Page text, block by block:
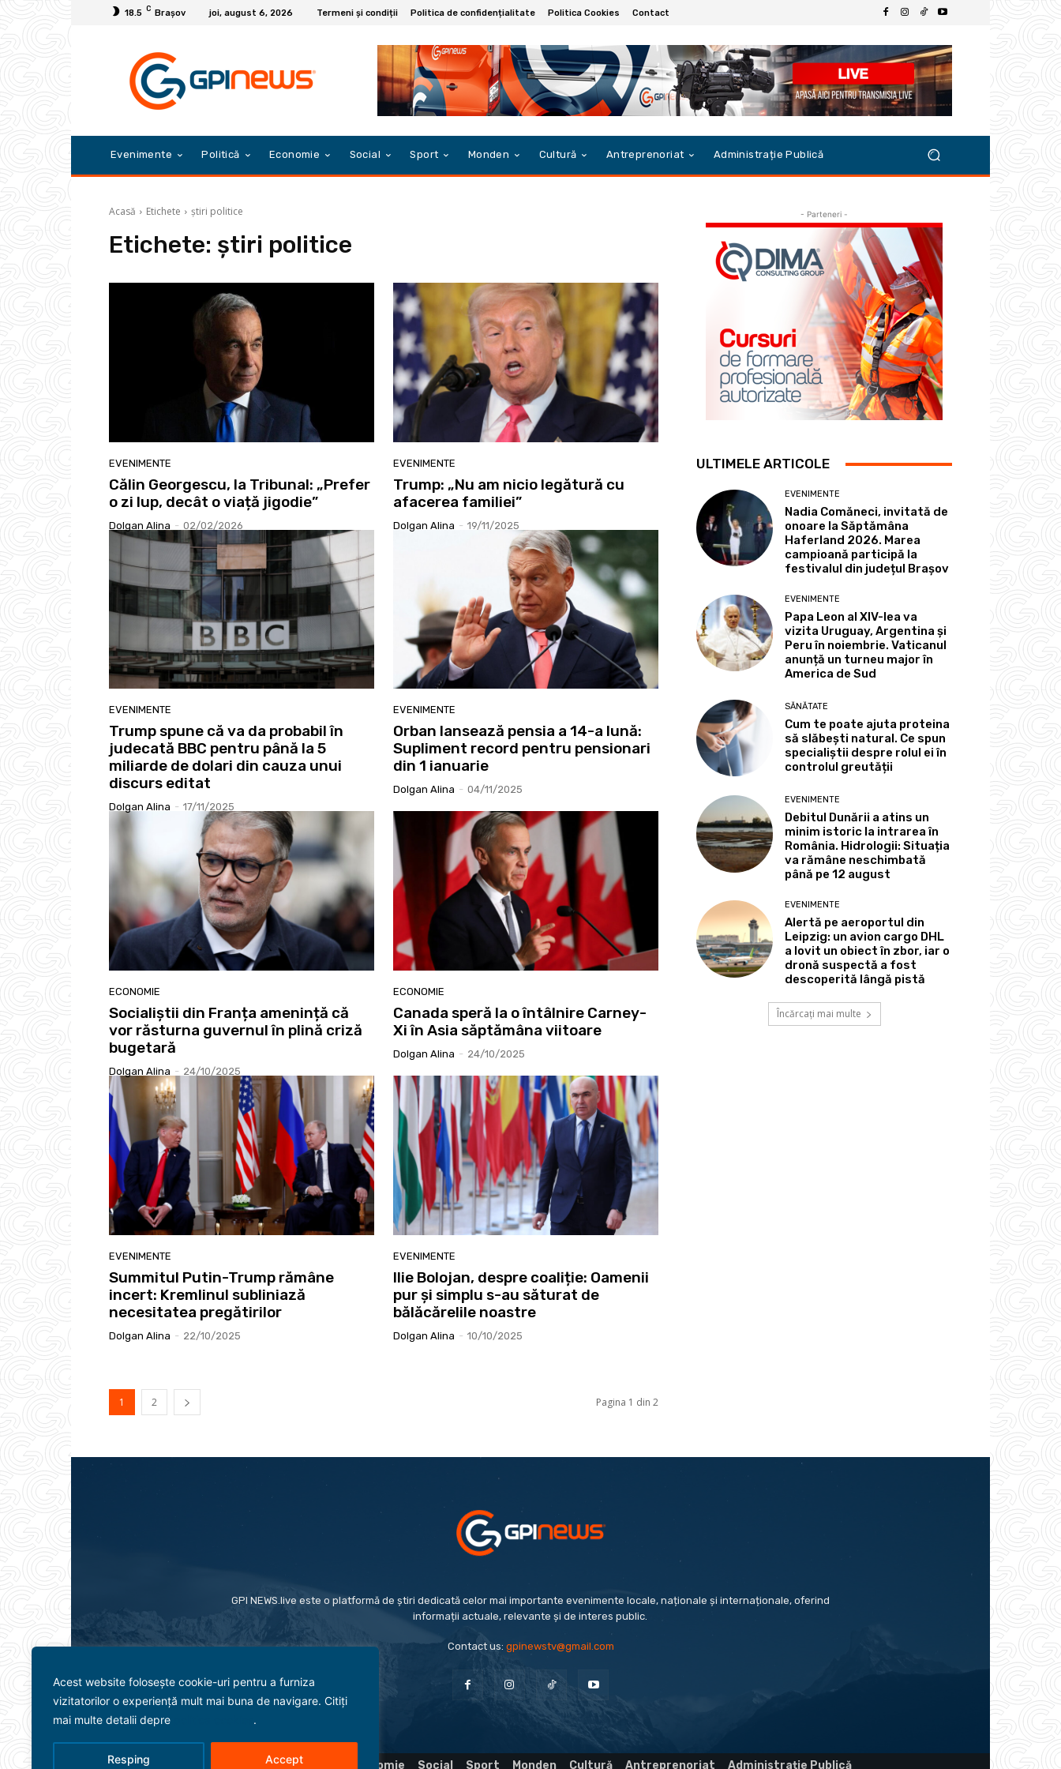
Acest website folosește cookie-uri pentru a furniza
vizitatorilor o experiență mult mai buna de navigare. Citiți
mai multe detalii depre
.
Resping Accept
18.5 C Braşov joi, august 6, 2026 Termeni și condiții Politica de confidențialitate Politica Cookies Contact
Evenimente Politică Economie Social Sport Monden Cultură Antreprenoriat Administrație Publică
Acasă Etichete știri politice
Etichete: știri politice
EVENIMENTE
Călin Georgescu, la Tribunal: „Prefer
o zi lup, decât o viață jigodie”
Dolgan Alina - 02/02/2026
EVENIMENTE
Trump: „Nu am nicio legătură cu
afacerea familiei”
Dolgan Alina - 19/11/2025
EVENIMENTE
Trump spune că va da probabil în
judecată BBC pentru până la 5
miliarde de dolari din cauza unui
discurs editat
Dolgan Alina - 17/11/2025
EVENIMENTE
Orban lansează pensia a 14-a lună:
Supliment record pentru pensionari
din 1 ianuarie
Dolgan Alina - 04/11/2025
ECONOMIE
Socialiștii din Franța amenință că
vor răsturna guvernul în plină criză
bugetară
Dolgan Alina - 24/10/2025
ECONOMIE
Canada speră la o întâlnire Carney-
Xi în Asia săptămâna viitoare
Dolgan Alina - 24/10/2025
EVENIMENTE
Summitul Putin-Trump rămâne
incert: Kremlinul subliniază
necesitatea pregătirilor
Dolgan Alina - 22/10/2025
EVENIMENTE
Ilie Bolojan, despre coaliție: Oamenii
pur și simplu s-au săturat de
bălăcărelile noastre
Dolgan Alina - 10/10/2025
1 2 Pagina 1 din 2
- Parteneri -
ULTIMELE ARTICOLE
EVENIMENTE
Nadia Comăneci, invitată de
onoare la Săptămâna
Haferland 2026. Marea
campioană participă la
festivalul din județul Brașov
EVENIMENTE
Papa Leon al XIV-lea va
vizita Uruguay, Argentina și
Peru în noiembrie. Vaticanul
anunță un turneu major în
America de Sud
SĂNĂTATE
Cum te poate ajuta proteina
să slăbești natural. Ce spun
specialiștii despre rolul ei în
controlul greutății
EVENIMENTE
Debitul Dunării a atins un
minim istoric la intrarea în
România. Hidrologii: Situația
va rămâne neschimbată
până pe 12 august
EVENIMENTE
Alertă pe aeroportul din
Leipzig: un avion cargo DHL
a lovit un obiect în zbor, iar o
dronă suspectă a fost
descoperită lângă pistă
Încărcați mai multe
GPI NEWS.live este o platformă de știri dedicată celor mai importante evenimente locale, naționale și internaționale, oferind
informații actuale, relevante și de interes public.
Contact us: gpinewstv@gmail.com
Evenimente Politică Economie Social Sport Monden Cultură Antreprenoriat Administrație Publică